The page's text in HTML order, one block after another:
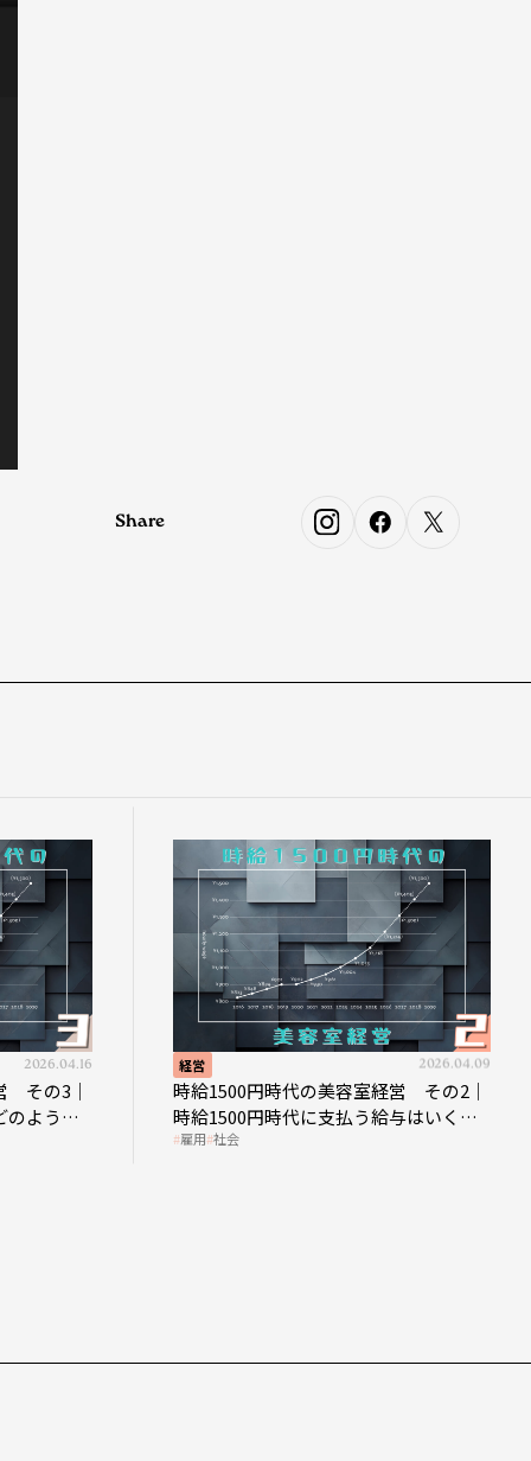
Share
2026.04.16
その3｜
のような
経営 2026.04.09
時給1500円時代の美容室経営 その2｜
時給1500円時代に支払う給与はいくら
なのか
雇用 社会